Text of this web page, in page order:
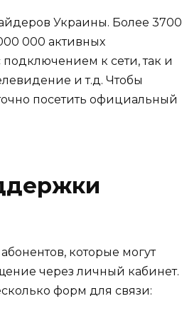
Украины. Более 3700
000 активных
подключением к сети, так и
и т.д. Чтобы
посетить официальный
которые могут
через личный кабинет.
форм для связи: